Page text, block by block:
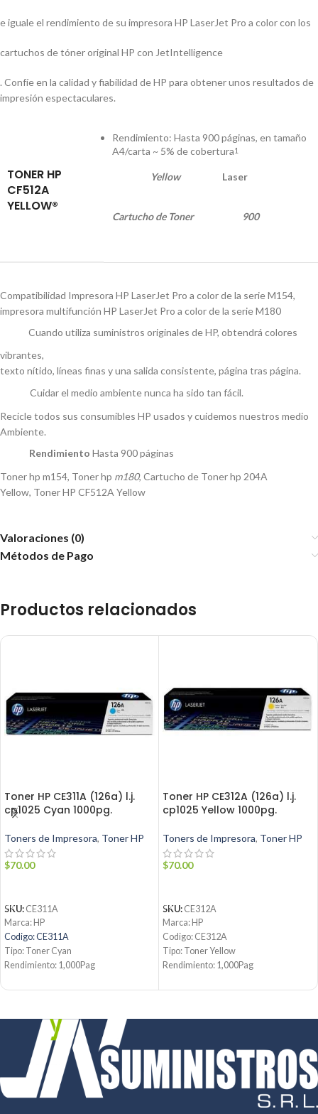
e iguale el rendimiento de su impresora HP LaserJet Pro a color con los
cartuchos de tóner original HP con JetIntelligence
. Confíe en la calidad y fiabilidad de HP para obtener unos resultados de
impresión espectaculares.
TONER HP
CF512A
YELLOW®
Rendimiento: Hasta 900 páginas, en tamaño
A4/carta ~ 5% de cobertura1
Yellow Laser
Cartucho de Toner 900
Compatibilidad Impresora HP LaserJet Pro a color de la serie M154,
impresora multifunción HP LaserJet Pro a color de la serie M180
Cuando utiliza suministros originales de HP, obtendrá colores
vibrantes,
texto nítido, líneas finas y una salida consistente, página tras página.
Cuidar el medio ambiente nunca ha sido tan fácil.
Recicle todos sus consumibles HP usados y cuidemos nuestros medio
Ambiente.
Rendimiento Hasta 900 páginas
Toner hp m154, Toner hp m180, Cartucho de Toner hp 204A
Yellow, Toner HP CF512A Yellow
Valoraciones (0)
Métodos de Pago
Productos relacionados
Toner HP CE311A (126a) l.j.
cp1025 Cyan 1000pg.
Toners de Impresora, Toner HP
$70.00
SKU: CE311A
Marca: HP
Codigo: CE311A
Tipo: Toner Cyan
Rendimiento: 1,000Pag
Producto: Original
Email:ventas@jynsuministros.com
WhatsApp: 51 991 864 930
Toner HP CE312A (126a) l.j.
cp1025 Yellow 1000pg.
Toners de Impresora, Toner HP
$70.00
SKU: CE312A
Marca: HP
Codigo: CE312A
Tipo: Toner Yellow
Rendimiento: 1,000Pag
Producto: Original
Email:ventas@jynsuministros.com